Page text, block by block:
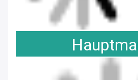
von Produkten, die in den Vereinigten
Japan, Japan, Japan, Japan, Japan,
Japan,wird auf über 20 Kanälen in
verkauft.Die Sapota Group hat ihren
in Dongguan, Guangzhou, mit einem
Kreativzentrum in Shanghai.